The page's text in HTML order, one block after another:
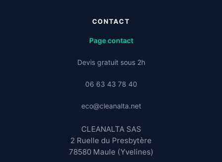
CONTACT
Page contact
Devis gratuit sous 2h
06 63 43 78 40
eco@cleanalta.net
CLEANALTA SAS
2 Ruelle du Presbytère
78580 Maule (Yvelines)